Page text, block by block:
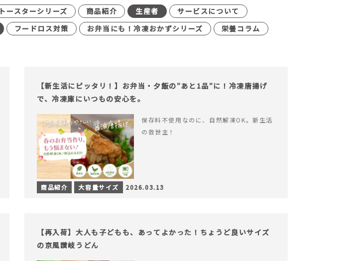
トースターシリーズ 商品紹介 生産者
サービスについて
フードロス対策 お弁当にも！冷凍おかずシリーズ
栄養コラム
【新生活にピッタリ！】お弁当・夕飯の”あと1品”に！冷凍唐揚げ
で、冷凍庫にいつもの安心を。
保存料不使用なのに、自然解凍OK。新生活
の救世主！
商品紹介 大容量サイズ 2026.03.13
【再入荷】大人も子どもも、あってよかった！ちょうど良いサイズ
の京風讃岐うどん